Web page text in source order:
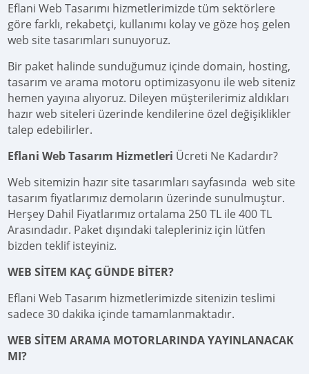
Eflani Web Tasarımı hizmetlerimizde tüm sektörlere
göre farklı, rekabetçi, kullanımı kolay ve göze hoş gelen
web site tasarımları sunuyoruz.
Bir paket halinde sunduğumuz içinde domain, hosting,
tasarım ve arama motoru optimizasyonu ile web siteniz
hemen yayına alıyoruz. Dileyen müşterilerimiz aldıkları
hazır web siteleri üzerinde kendilerine özel değişiklikler
talep edebilirler.
Eflani Web Tasarım Hizmetleri Ücreti Ne Kadardır?
Web sitemizin hazır site tasarımları sayfasında web site
tasarım fiyatlarımız demoların üzerinde sunulmuştur.
Herşey Dahil Fiyatlarımız ortalama 250 TL ile 400 TL
Arasındadır. Paket dışındaki talepleriniz için lütfen
bizden teklif isteyiniz.
WEB SİTEM KAÇ GÜNDE BİTER?
Eflani Web Tasarım hizmetlerimizde sitenizin teslimi
sadece 30 dakika içinde tamamlanmaktadır.
WEB SİTEM ARAMA MOTORLARINDA YAYINLANACAK
MI?